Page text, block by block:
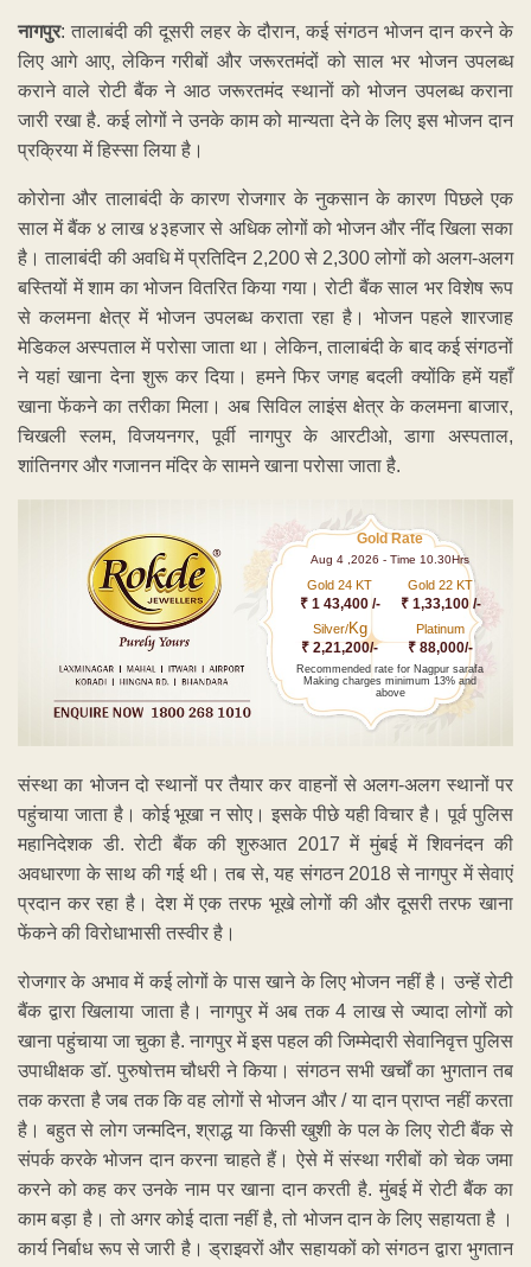
नागपुर: तालाबंदी की दूसरी लहर के दौरान, कई संगठन भोजन दान करने के
लिए आगे आए, लेकिन गरीबों और जरूरतमंदों को साल भर भोजन उपलब्ध
कराने वाले रोटी बैंक ने आठ जरूरतमंद स्थानों को भोजन उपलब्ध कराना
जारी रखा है. कई लोगों ने उनके काम को मान्यता देने के लिए इस भोजन दान
प्रक्रिया में हिस्सा लिया है।
कोरोना और तालाबंदी के कारण रोजगार के नुकसान के कारण पिछले एक
साल में बैंक ४ लाख ४३हजार से अधिक लोगों को भोजन और नींद खिला सका
है। तालाबंदी की अवधि में प्रतिदिन 2,200 से 2,300 लोगों को अलग-अलग
बस्तियों में शाम का भोजन वितरित किया गया। रोटी बैंक साल भर विशेष रूप
से कलमना क्षेत्र में भोजन उपलब्ध कराता रहा है। भोजन पहले शारजाह
मेडिकल अस्पताल में परोसा जाता था। लेकिन, तालाबंदी के बाद कई संगठनों
ने यहां खाना देना शुरू कर दिया। हमने फिर जगह बदली क्योंकि हमें यहाँ
खाना फेंकने का तरीका मिला। अब सिविल लाइंस क्षेत्र के कलमना बाजार,
चिखली स्लम, विजयनगर, पूर्वी नागपुर के आरटीओ, डागा अस्पताल,
शांतिनगर और गजानन मंदिर के सामने खाना परोसा जाता है.
Gold Rate
Aug 4 ,2026 - Time 10.30Hrs
Gold 24 KT
₹ 1 43,400 /-
Gold 22 KT
₹ 1,33,100 /-
Silver/Kg
₹ 2,21,200/-
Platinum
₹ 88,000/-
Recommended rate for Nagpur sarafa
Making charges minimum 13% and
above
संस्था का भोजन दो स्थानों पर तैयार कर वाहनों से अलग-अलग स्थानों पर
पहुंचाया जाता है। कोई भूखा न सोए। इसके पीछे यही विचार है। पूर्व पुलिस
महानिदेशक डी. रोटी बैंक की शुरुआत 2017 में मुंबई में शिवनंदन की
अवधारणा के साथ की गई थी। तब से, यह संगठन 2018 से नागपुर में सेवाएं
प्रदान कर रहा है। देश में एक तरफ भूखे लोगों की और दूसरी तरफ खाना
फेंकने की विरोधाभासी तस्वीर है।
रोजगार के अभाव में कई लोगों के पास खाने के लिए भोजन नहीं है। उन्हें रोटी
बैंक द्वारा खिलाया जाता है। नागपुर में अब तक 4 लाख से ज्यादा लोगों को
खाना पहुंचाया जा चुका है. नागपुर में इस पहल की जिम्मेदारी सेवानिवृत्त पुलिस
उपाधीक्षक डाॅ. पुरुषोत्तम चौधरी ने किया। संगठन सभी खर्चों का भुगतान तब
तक करता है जब तक कि वह लोगों से भोजन और / या दान प्राप्त नहीं करता
है। बहुत से लोग जन्मदिन, श्राद्ध या किसी खुशी के पल के लिए रोटी बैंक से
संपर्क करके भोजन दान करना चाहते हैं। ऐसे में संस्था गरीबों को चेक जमा
करने को कह कर उनके नाम पर खाना दान करती है. मुंबई में रोटी बैंक का
काम बड़ा है। तो अगर कोई दाता नहीं है, तो भोजन दान के लिए सहायता है ।
कार्य निर्बाध रूप से जारी है। ड्राइवरों और सहायकों को संगठन द्वारा भुगतान